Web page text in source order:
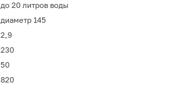
до 20 литров воды
диаметр 145
2,9
230
50
820